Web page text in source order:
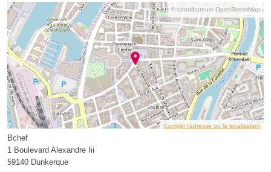
© contributeurs OpenStreetMap
Corriger l’adresse ou la localisation
Bchef
1 Boulevard Alexandre Iii
59140 Dunkerque